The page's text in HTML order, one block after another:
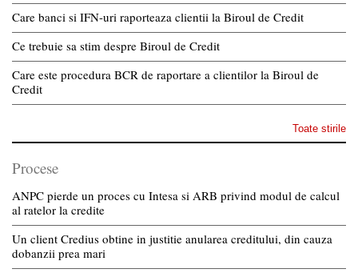
Care banci si IFN-uri raporteaza clientii la Biroul de Credit
Ce trebuie sa stim despre Biroul de Credit
Care este procedura BCR de raportare a clientilor la Biroul de
Credit
Toate stirile
Procese
ANPC pierde un proces cu Intesa si ARB privind modul de calcul
al ratelor la credite
Un client Credius obtine in justitie anularea creditului, din cauza
dobanzii prea mari